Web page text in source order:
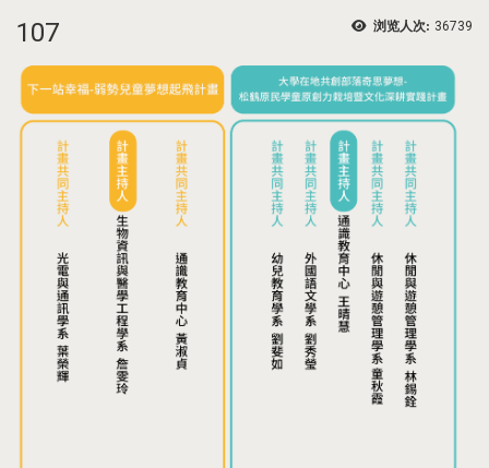
浏览人次: 36739
107